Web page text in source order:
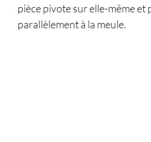
pièce pivote sur elle-même et
parallèlement à la meule.